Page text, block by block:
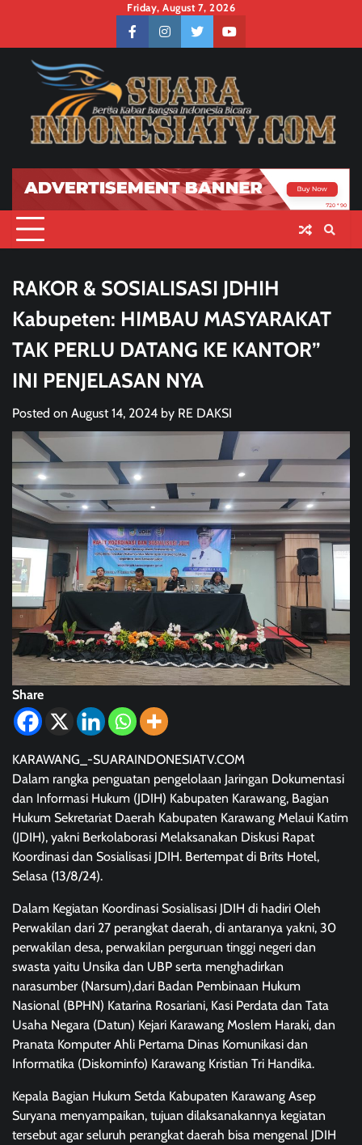
content
Friday, August 7, 2026
facebookinstagramtwitteryoutube
RAKOR & SOSIALISASI JDHIH
Kabupeten: HIMBAU MASYARAKAT
TAK PERLU DATANG KE KANTOR”
INI PENJELASAN NYA
Posted on August 14, 2024 by RE DAKSI
Share
KARAWANG_-SUARAINDONESIATV.COM
Dalam rangka penguatan pengelolaan Jaringan Dokumentasi
dan Informasi Hukum (JDIH) Kabupaten Karawang, Bagian
Hukum Sekretariat Daerah Kabupaten Karawang Melaui Katim
(JDIH), yakni Berkolaborasi Melaksanakan Diskusi Rapat
Koordinasi dan Sosialisasi JDIH. Bertempat di Brits Hotel,
Selasa (13/8/24).
Dalam Kegiatan Koordinasi Sosialisasi JDIH di hadiri Oleh
Perwakilan dari 27 perangkat daerah, di antaranya yakni, 30
perwakilan desa, perwakilan perguruan tinggi negeri dan
swasta yaitu Unsika dan UBP serta menghadirkan
narasumber (Narsum),dari Badan Pembinaan Hukum
Nasional (BPHN) Katarina Rosariani, Kasi Perdata dan Tata
Usaha Negara (Datun) Kejari Karawang Moslem Haraki, dan
Pranata Komputer Ahli Pertama Dinas Komunikasi dan
Informatika (Diskominfo) Karawang Kristian Tri Handika.
Kepala Bagian Hukum Setda Kabupaten Karawang Asep
Suryana menyampaikan, tujuan dilaksanakannya kegiatan
tersebut agar seluruh perangkat daerah bisa mengenal JDIH